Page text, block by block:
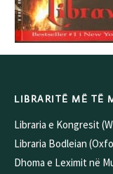
LIBRARITË MË TË
Libraria e Kongresit
Libraria Bodleian
Dhoma e Leximit në